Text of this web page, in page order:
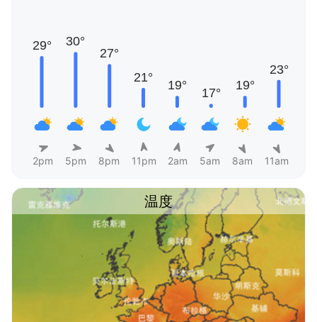
2pm 5pm 8pm 11pm 2am 5am 8am 11am
温度